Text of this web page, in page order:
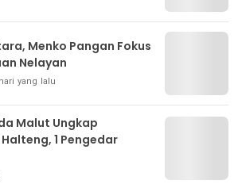
Menko Pangan Fokus
Nelayan
yang lalu
Malut Ungkap
1 Pengedar